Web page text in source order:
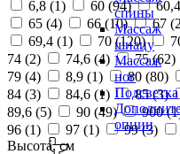
спины
Массаж
шиацу
Массаж
ног
Подсветка
опции
6,8 (1) 60 (94)
65 (4) 66 (10) 67 (2
69,4 (1) 70 (120)
74 (2) 74,6 (4) 75 (62)
79 (4) 8,9 (1) 80 (80)
84 (3) 84,6 (1) 85 (3)
89,6 (5) 90 (49) 900 (1
96 (1) 97 (1) 99 (3)
Высота, см